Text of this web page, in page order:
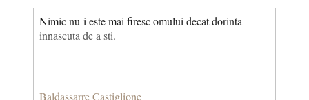
Nimic nu-i este mai firesc omului decat dorinta
innascuta de a sti.
Baldassarre Castiglione